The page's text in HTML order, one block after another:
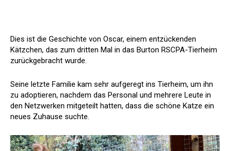
Dies ist die Geschichte von Oscar, einem entzückenden
Kätzchen, das zum dritten Mal in das Burton RSCPA-Tierheim
zurückgebracht wurde.
Seine letzte Familie kam sehr aufgeregt ins Tierheim, um ihn
zu adoptieren, nachdem das Personal und mehrere Leute in
den Netzwerken mitgeteilt hatten, dass die schöne Katze ein
neues Zuhause suchte.